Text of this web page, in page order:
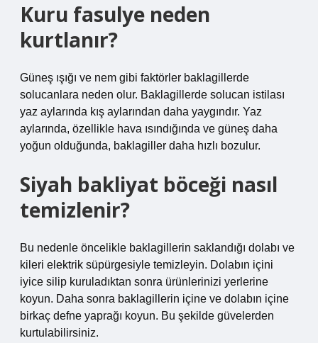
Kuru fasulye neden
kurtlanır?
Güneş ışığı ve nem gibi faktörler baklagillerde
solucanlara neden olur. Baklagillerde solucan istilası
yaz aylarında kış aylarından daha yaygındır. Yaz
aylarında, özellikle hava ısındığında ve güneş daha
yoğun olduğunda, baklagiller daha hızlı bozulur.
Siyah bakliyat böceği nasıl
temizlenir?
Bu nedenle öncelikle baklagillerin saklandığı dolabı ve
kileri elektrik süpürgesiyle temizleyin. Dolabın içini
iyice silip kuruladıktan sonra ürünlerinizi yerlerine
koyun. Daha sonra baklagillerin içine ve dolabın içine
birkaç defne yaprağı koyun. Bu şekilde güvelerden
kurtulabilirsiniz.